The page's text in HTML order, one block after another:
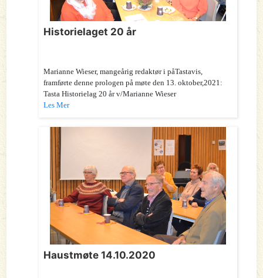
Historielaget 20 år
Marianne Wieser, mangeårig redaktør i påTastavis,
framførte denne prologen på møte den 13. oktober,2021:
Tasta Historielag 20 år v/Marianne Wieser
Les Mer
Haustmøte 14.10.2020